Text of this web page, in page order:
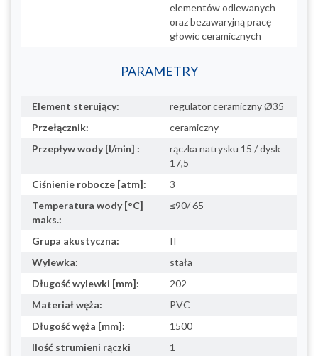
elementów odlewanych
oraz bezawaryjną pracę
głowic ceramicznych
PARAMETRY
Element sterujący:
regulator ceramiczny Ø35
Przełącznik:
ceramiczny
Przepływ wody [l/min] :
rączka natrysku 15 / dysk
17,5
Ciśnienie robocze [atm]:
3
Temperatura wody [°C]
maks.:
≤90/ 65
Grupa akustyczna:
II
Wylewka:
stała
Długość wylewki [mm]:
202
Materiał węża:
PVC
Długość węża [mm]:
1500
Ilość strumieni rączki
1